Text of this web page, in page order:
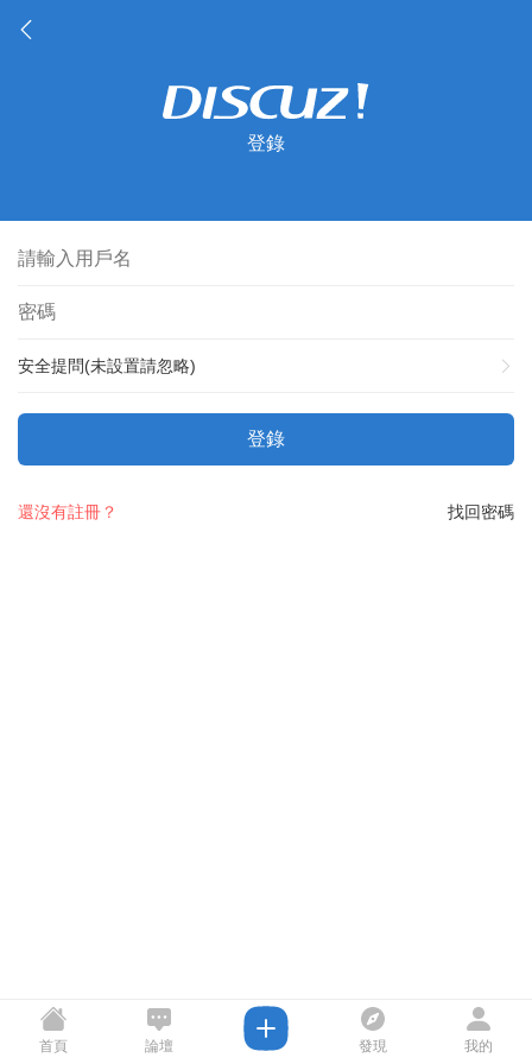
登錄
安全提問(未設置請忽略)
登錄
找回密碼
還沒有註冊？
首頁 論壇 發現 我的